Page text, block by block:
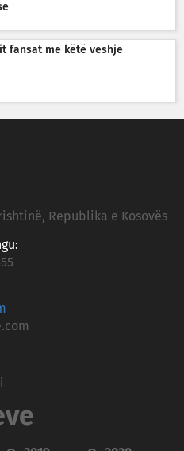
fansat me këtë veshje
Republika e Kosovës